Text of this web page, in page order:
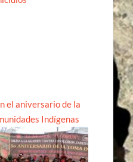
el aniversario de la
Indígenas